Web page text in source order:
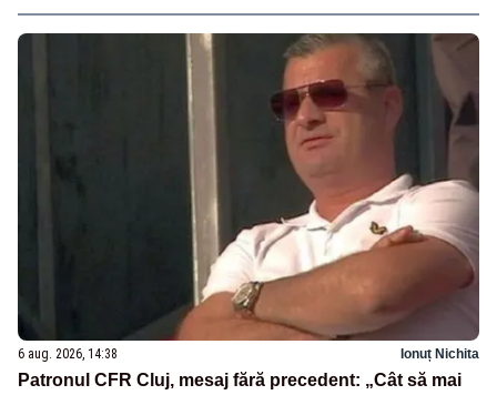
6 aug. 2026, 14:38 Ionuț Nichita
Patronul CFR Cluj, mesaj fără precedent: „Cât să mai